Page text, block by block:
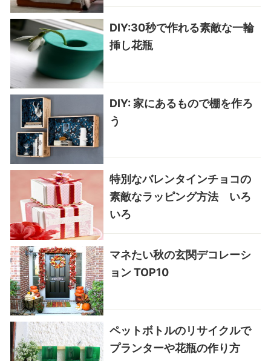
DIY:30秒で作れる素敵な一輪
挿し花瓶
DIY: 家にあるもので棚を作ろ
う
特別なバレンタインチョコの
素敵なラッピング方法 いろ
いろ
マネたい秋の玄関デコレーシ
ョン TOP10
ペットボトルのリサイクルで
プランターや花瓶の作り方